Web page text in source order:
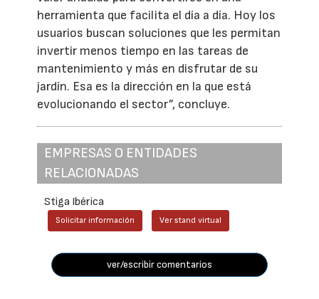
herramienta que facilita el día a día. Hoy los
usuarios buscan soluciones que les permitan
invertir menos tiempo en las tareas de
mantenimiento y más en disfrutar de su
jardín. Esa es la dirección en la que está
evolucionando el sector”, concluye.
EMPRESAS O ENTIDADES
RELACIONADAS
Stiga Ibérica
Solicitar información Ver stand virtual
ver/escribir comentarios